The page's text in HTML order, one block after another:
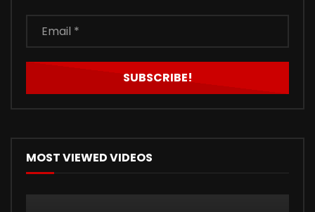
MOST VIEWED VIDEOS